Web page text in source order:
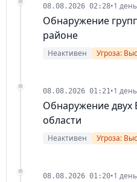
08.08.2026 02:28•1
Обнаружение
районе
Неактивен Угроза:
08.08.2026 01:21•1
Обнаружение двух
области
Неактивен Угроза:
08.08.2026 01:20•1